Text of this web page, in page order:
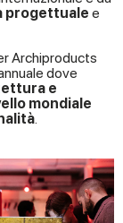
progettuale e
Archiproducts
dove
e
mondiale
.